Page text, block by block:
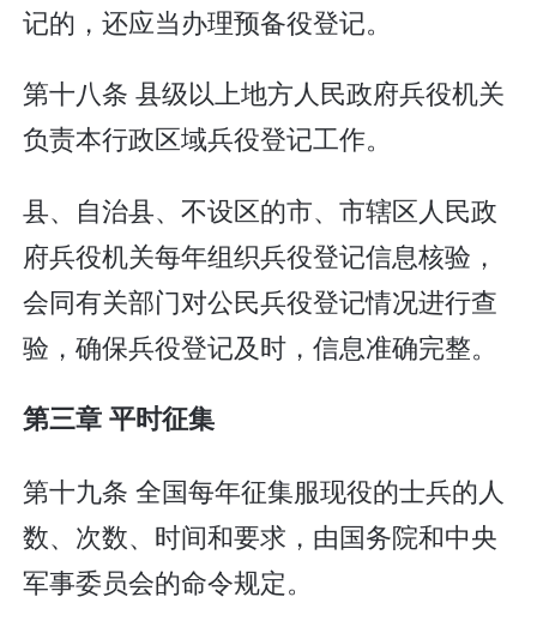
记的，还应当办理预备役登记。
第十八条 县级以上地方人民政府兵役机关
负责本行政区域兵役登记工作。
县、自治县、不设区的市、市辖区人民政
府兵役机关每年组织兵役登记信息核验，
会同有关部门对公民兵役登记情况进行查
验，确保兵役登记及时，信息准确完整。
第三章 平时征集
第十九条 全国每年征集服现役的士兵的人
数、次数、时间和要求，由国务院和中央
军事委员会的命令规定。